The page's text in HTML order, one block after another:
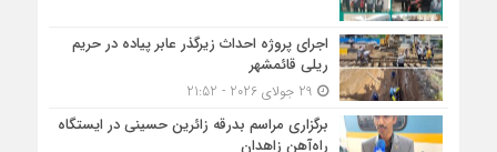
اجرای پروژه احداث زیرگذر عابر پیاده در حریم
ریلی قائمشهر
برگزاری مراسم بدرقه زائرین حسینی در ایستگاه
راه‌آهن زاهدان